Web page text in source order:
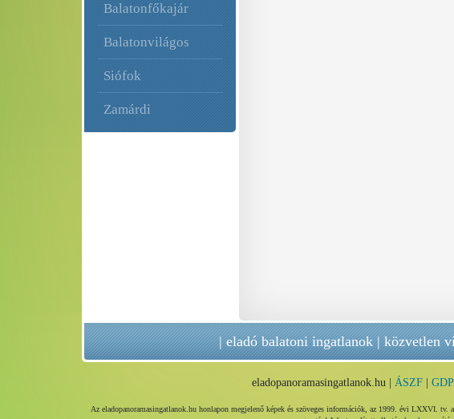
Balatonfőkajár
Balatonvilágos
Siófok
Zamárdi
|eladó balatoni ingatlanok|közvetlen
eladopanoramasingatlanok.hu | ÁSZF|
Az eladopanoramasingatlanok.hu honlapon megjelenő képek és szöveges információk, az 1999. évi LXXVI.